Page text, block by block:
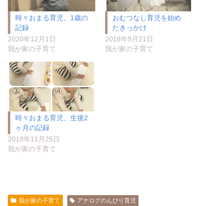
時々おまる育児、1歳の
記録
2020年12月1日
我が家の子育て
おむつなし育児を始め
たきっかけ
2018年9月21日
我が家の子育て
時々おまる育児、生後2
ヶ月の記録
2018年11月25日
我が家の子育て
我が家の子育て アナログのんびり育児